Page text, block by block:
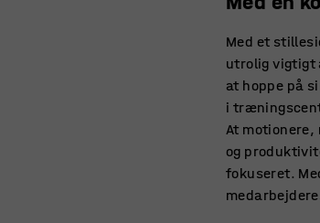
Med et
utrolig vigtigt
at hoppe på
i
At
og
fokuseret.